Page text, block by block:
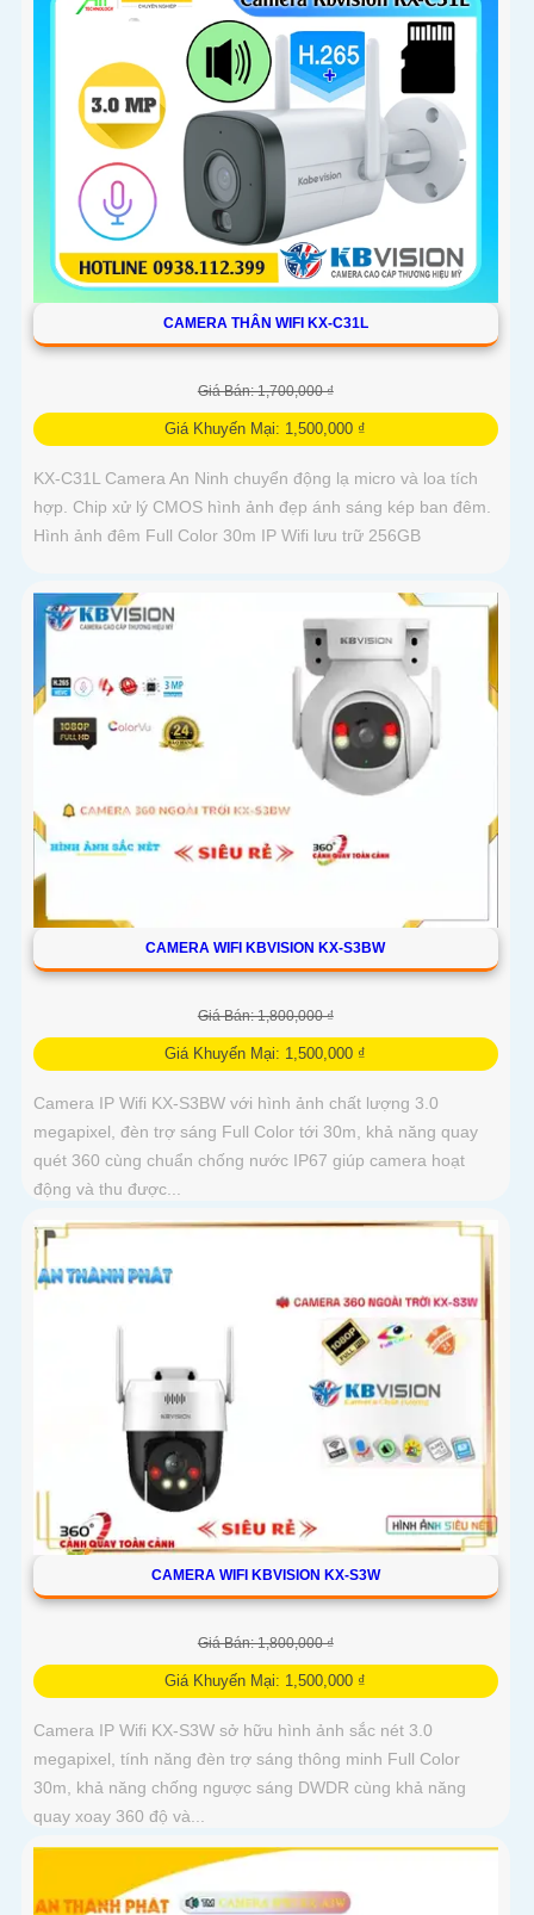
CAMERA THÂN WIFI KX-C31L
Giá Bán: 1,700,000 ₫
Giá Khuyến Mại: 1,500,000 ₫
KX-C31L Camera An Ninh chuyển động lạ micro và loa tích
hợp. Chip xử lý CMOS hình ảnh đẹp ánh sáng kép ban đêm.
Hình ảnh đêm Full Color 30m IP Wifi lưu trữ 256GB
CAMERA WIFI KBVISION KX-S3BW
Giá Bán: 1,800,000 ₫
Giá Khuyến Mại: 1,500,000 ₫
Camera IP Wifi KX-S3BW với hình ảnh chất lượng 3.0
megapixel, đèn trợ sáng Full Color tới 30m, khả năng quay
quét 360 cùng chuẩn chống nước IP67 giúp camera hoạt
động và thu được...
CAMERA WIFI KBVISION KX-S3W
Giá Bán: 1,800,000 ₫
Giá Khuyến Mại: 1,500,000 ₫
Camera IP Wifi KX-S3W sở hữu hình ảnh sắc nét 3.0
megapixel, tính năng đèn trợ sáng thông minh Full Color
30m, khả năng chống ngược sáng DWDR cùng khả năng
quay xoay 360 độ và...